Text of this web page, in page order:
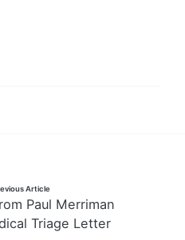
Article
Paul Merriman
Triage Letter